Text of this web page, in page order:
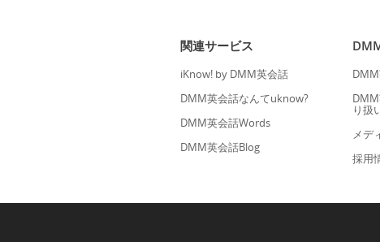
関連サービス
iKnow! by DMM英会話
DMM英会話なんてuknow?
DMM英会話Words
DMM英会話Blog
り扱
メデ
採用